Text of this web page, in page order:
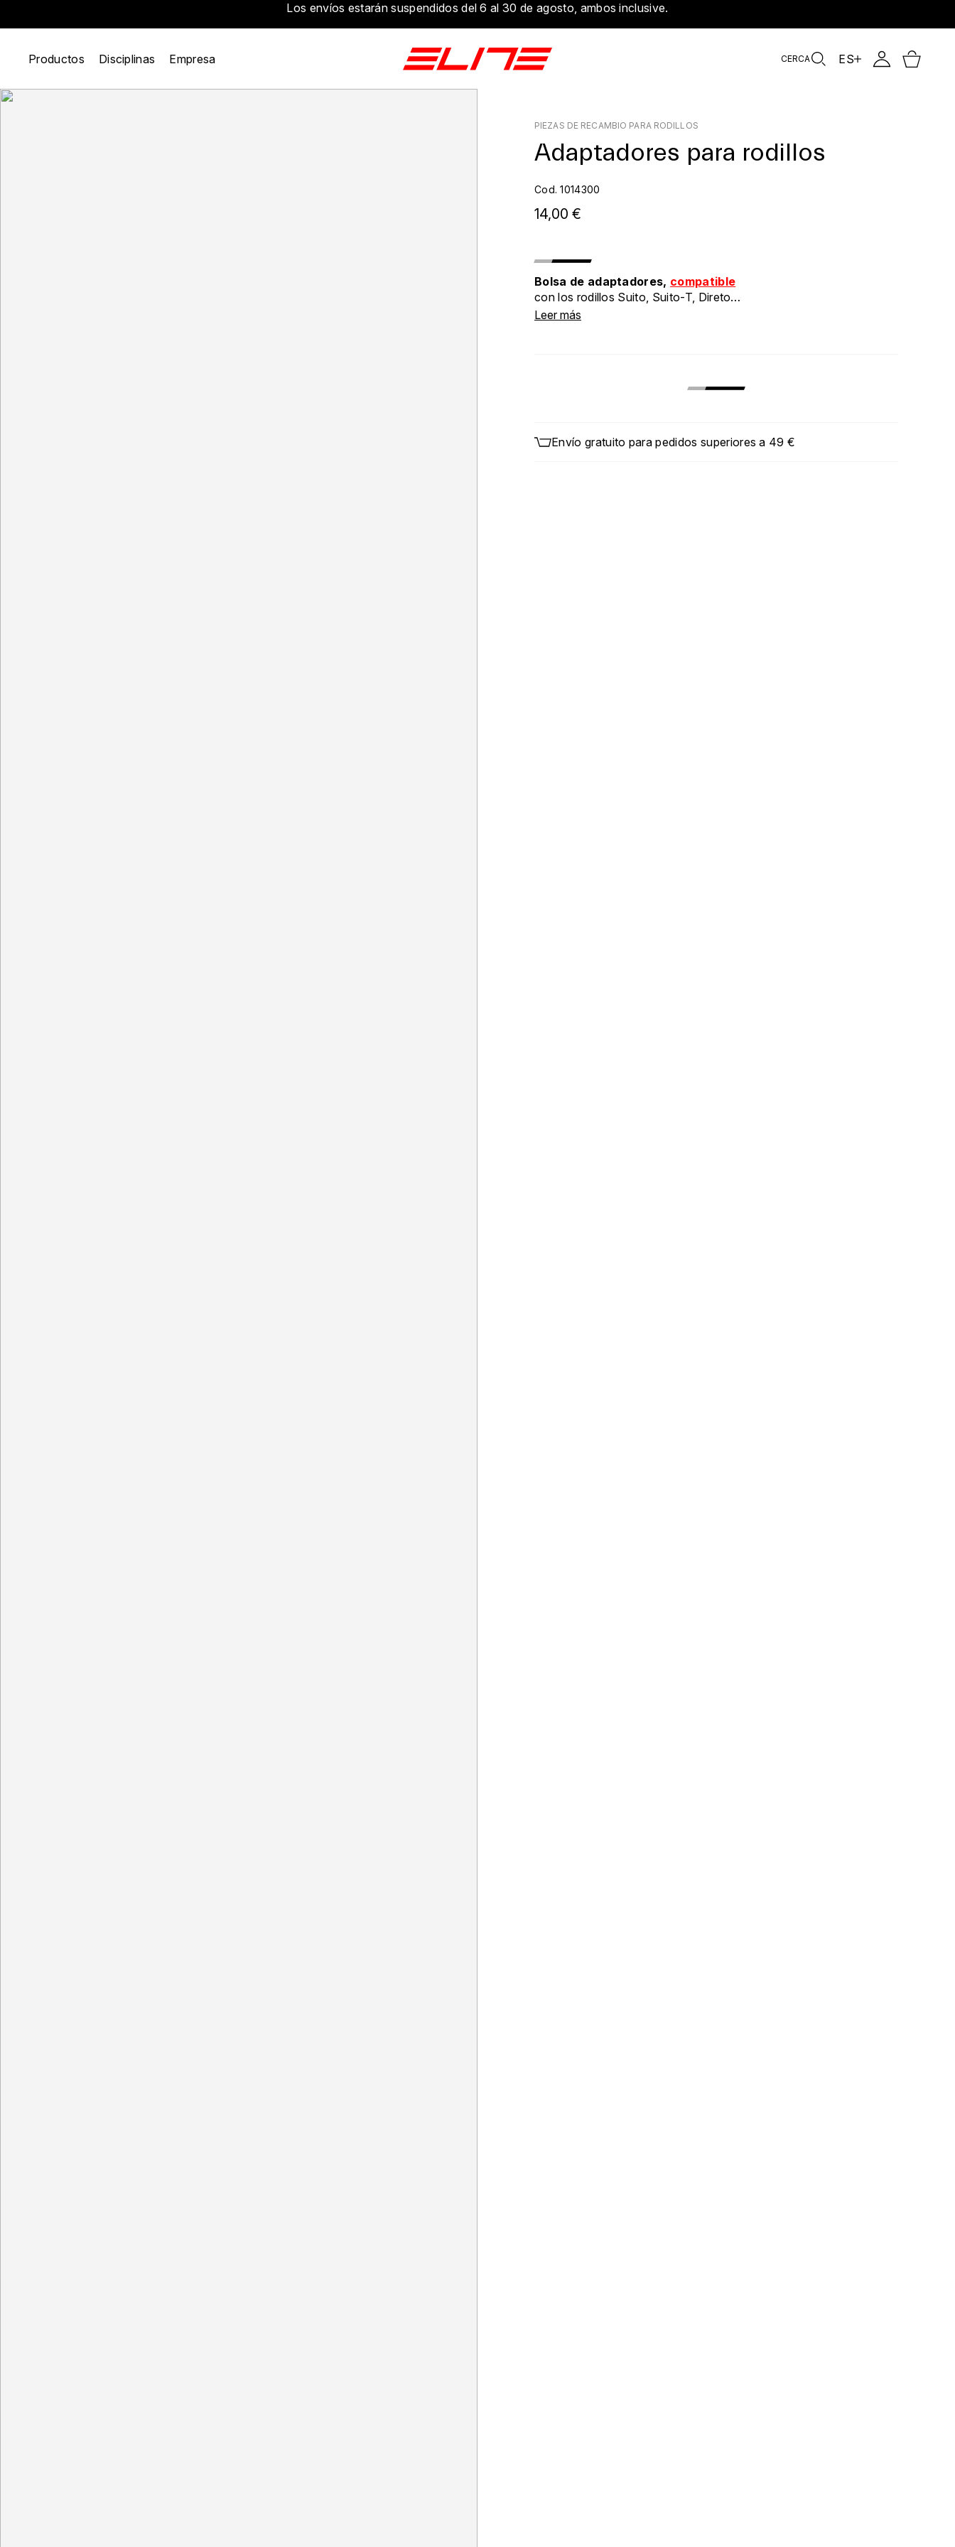
Los envíos estarán suspendidos del 6 al 30 de agosto, ambos inclusive.
Productos Disciplinas Empresa CERCA ES
PIEZAS DE RECAMBIO PARA RODILLOS
Adaptadores para rodillos
Cod. 1014300
14,00 €
Bolsa de adaptadores, compatible
con los rodillos Suito, Suito-T, Direto
XR, Direto XR-T, Justo, Justo 2, Avanti y
Leer más
Envío gratuito para pedidos superiores a 49 €